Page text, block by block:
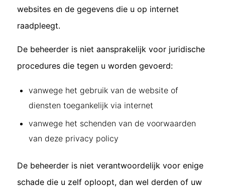
websites en de gegevens die u op internet
raadpleegt.
De beheerder is niet aansprakelijk voor juridische
procedures die tegen u worden gevoerd:
vanwege het gebruik van de website of
diensten toegankelijk via internet
vanwege het schenden van de voorwaarden
van deze privacy policy
De beheerder is niet verantwoordelijk voor enige
schade die u zelf oploopt, dan wel derden of uw